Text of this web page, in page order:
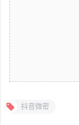
抖音微密